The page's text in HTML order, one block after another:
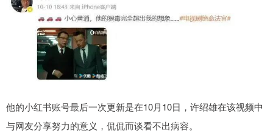
他的小红书账号最后一次更新是在10月10日，许绍雄在该视频中
与网友分享努力的意义，侃侃而谈看不出病容。